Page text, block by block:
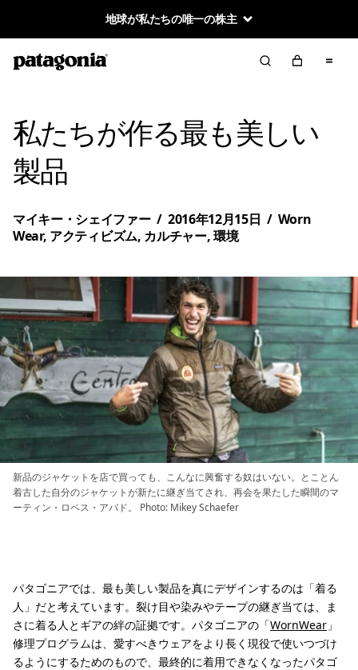
地球が私たちの唯一の株主
私たちが作る最も美しい
製品
マイキー・シェイファー / 2016年12月15日 / Worn
Wear, アクティビズム, カルチャー,環境
新品のジャケットを店で買っても、こんなに興奮する奴はいない。とことん
着古した自分のジャケットが新たに継ぎ当てされ、再会を果たした瞬間のマ
ーティン・ロペス・アバド。 Photo: Mikey Schaefer
パタゴニアでは、最も美しい製品を真にデザインするのは「着る
人」だと考えています。裂け目や染みやテープの継ぎ当ては、ま
さに着る人とギアの絆の証拠です。パタゴニアの「WornWear 」
修理プログラムは、愛すべきウェアをより長く現役で使いつづけ
るようにするためのもので、最終的に着用できなくなったパタゴ